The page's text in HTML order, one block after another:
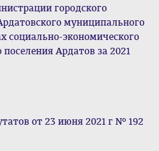
городского
муниципального
социально-экономического
поселения Ардатов за 2021
от 23 июня 2021 г № 192